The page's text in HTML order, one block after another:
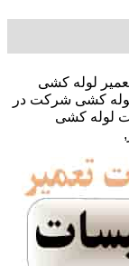
تعمیر لوله کشی
لوله کشی شرکت در
لوله کشی